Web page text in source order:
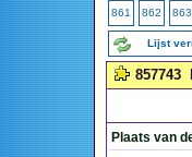
861 862 863
Lijst
857743
Plaats van